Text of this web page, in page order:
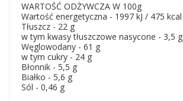
WARTOŚĆ ODŻYWCZA W 100g
Wartość energetyczna - 1997 kJ / 475 kcal
Tłuszcz - 22 g
w tym kwasy tłuszczowe nasycone - 3,5 g
Węglowodany - 61 g
w tym cukry - 24 g
Błonnik - 5,5 g
Białko - 5,6 g
Sól - 0,46 g